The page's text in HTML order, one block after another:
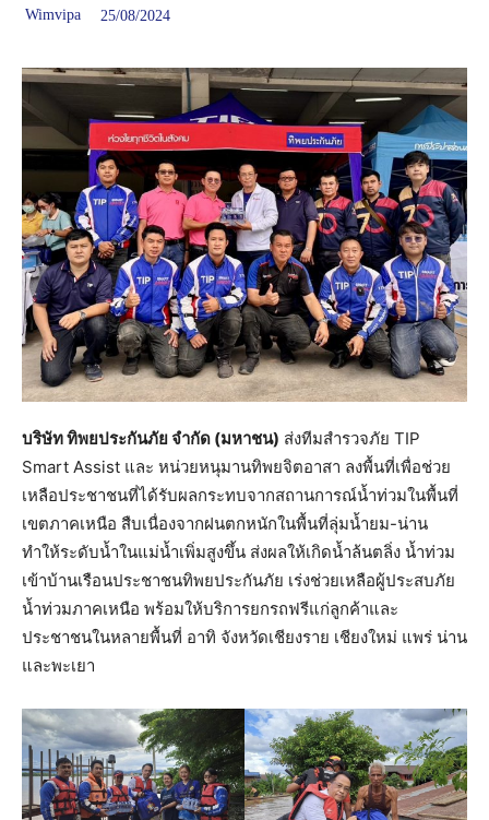
Wimvipa 25/08/2024
บริษัท ทิพยประกันภัย จำกัด (มหาชน) ส่งทีมสำรวจภัย TIP
Smart Assist และ หน่วยหนุมานทิพยจิตอาสา ลงพื้นที่เพื่อช่วย
เหลือประชาชนที่ได้รับผลกระทบจากสถานการณ์น้ำท่วมในพื้นที่
เขตภาคเหนือ สืบเนื่องจากฝนตกหนักในพื้นที่ลุ่มน้ำยม-น่าน
ทำให้ระดับน้ำในแม่น้ำเพิ่มสูงขึ้น ส่งผลให้เกิดน้ำล้นตลิ่ง น้ำท่วม
เข้าบ้านเรือนประชาชนทิพยประกันภัย เร่งช่วยเหลือผู้ประสบภัย
น้ำท่วมภาคเหนือ พร้อมให้บริการยกรถฟรีแก่ลูกค้าและ
ประชาชนในหลายพื้นที่ อาทิ จังหวัดเชียงราย เชียงใหม่ แพร่ น่าน
และพะเยา